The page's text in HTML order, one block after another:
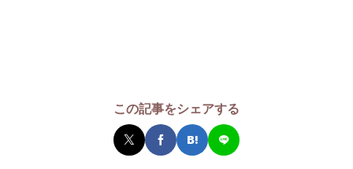
この記事をシェアする